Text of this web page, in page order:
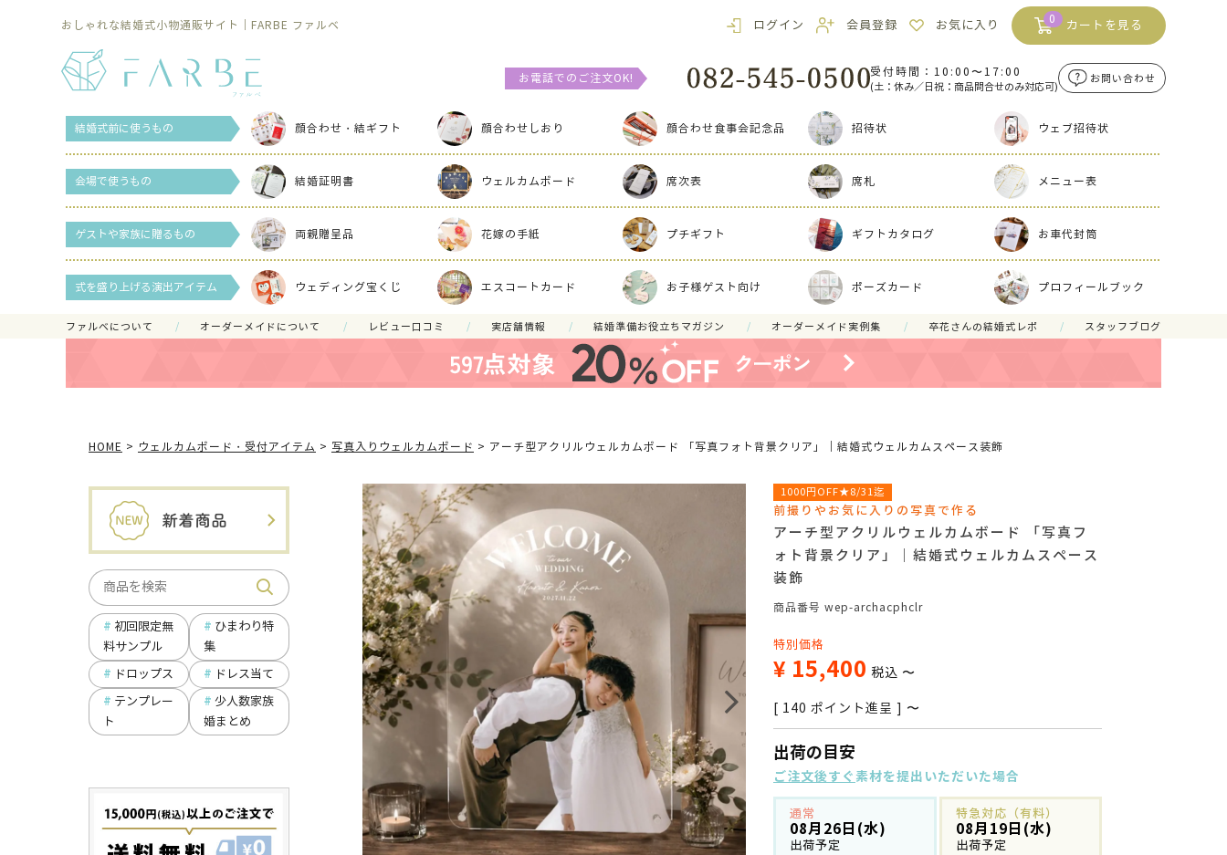
おしゃれな結婚式小物通販サイト｜FARBE ファルベ ログイン 会員登録 お気に入り 0 カートを見る
お電話でのご注文OK! 受付時間：10:00〜17:00
(土：休み／日祝：商品問合せのみ対応可)
お問い合わせ
結婚式前に使うもの 顔合わせ・結ギフト 顔合わせしおり 顔合わせ食事会記念品 招待状 ウェブ招待状
会場で使うもの 結婚証明書 ウェルカムボード 席次表 席札 メニュー表
ゲストや家族に贈るもの 両親贈呈品 花嫁の手紙 プチギフト ギフトカタログ お車代封筒
式を盛り上げる演出アイテム ウェディング宝くじ エスコートカード お子様ゲスト向け ポーズカード プロフィールブック
ファルべについて オーダーメイドについて レビュー口コミ 実店舗情報 結婚準備お役立ちマガジン オーダーメイド実例集 卒花さんの結婚式レポ スタッフブログ
HOME ウェルカムボード・受付アイテム 写真入りウェルカムボード アーチ型アクリルウェルカムボード 「写真フォト背景クリア」｜結婚式ウェルカムスペース装飾
初回限定無
料サンプル
ひまわり特
集
ドロップス
ドレス当て
テンプレー
ト
少人数家族
婚まとめ
1000円OFF★8/31迄
前撮りやお気に入りの写真で作る
アーチ型アクリルウェルカムボード 「写真フ
ォト背景クリア」｜結婚式ウェルカムスペース
装飾
商品番号 wep-archacphclr
特別価格
¥ 15,400 税込 〜
[ 140 ポイント進呈 ] 〜
出荷の目安
ご注文後すぐ素材を提出いただいた場合
通常
08月26日(水)
出荷予定
特急対応（有料）
08月19日(水)
出荷予定